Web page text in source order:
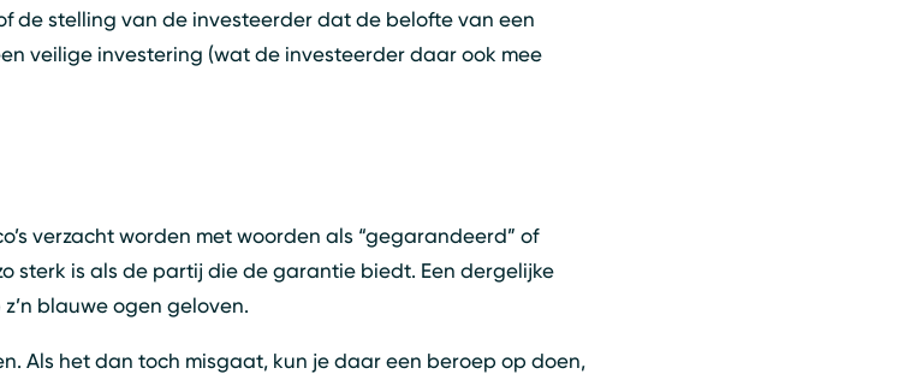
de stelling van de investeerder dat de belofte van een
veilige investering (wat de investeerder daar ook mee
verzacht worden met woorden als “gegarandeerd” of
sterk is als de partij die de garantie biedt. Een dergelijke
blauwe ogen geloven.
Als het dan toch misgaat, kun je daar een beroep op doen,